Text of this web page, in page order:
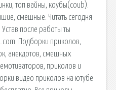
топ вайны, коубы(coub).
смешные. Читать сегодня
после работы ты
Подборки приколов,
анекдотов, смешных
приколов и
видео приколов на ютубе